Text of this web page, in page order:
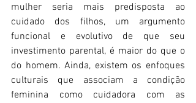
mulher seria mais predisposta ao
cuidado dos filhos, um argumento
funcional e evolutivo de que seu
investimento parental, é maior do que o
do homem. Ainda, existem os enfoques
culturais que associam a condição
feminina como cuidadora com as